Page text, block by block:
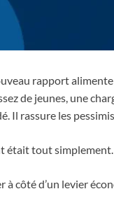
rapport
de jeunes, une
Il rassure les
était tout
à côté d’un levier